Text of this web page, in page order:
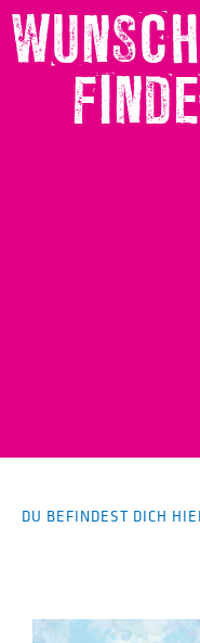
DU BEFINDEST DICH